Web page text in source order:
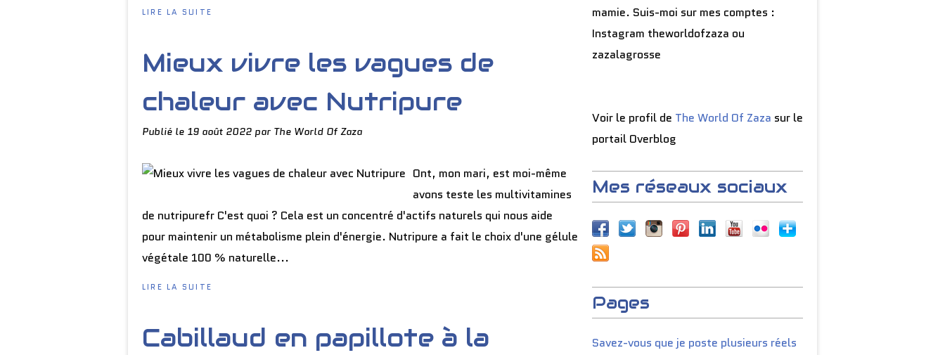
LIRE LA SUITE
Mieux vivre les vagues de
chaleur avec Nutripure
Publié le 19 août 2022 par The World Of Zaza
Ont, mon mari, est moi-même
avons teste les multivitamines
de nutripurefr C'est quoi ? Cela est un concentré d'actifs naturels qui nous aide
pour maintenir un métabolisme plein d'énergie. Nutripure a fait le choix d'une gélule
végétale 100 % naturelle...
LIRE LA SUITE
Cabillaud en papillote à la
mamie. Suis-moi sur mes comptes :
Instagram theworldofzaza ou
zazalagrosse
Voir le profil de The World Of Zaza sur le
portail Overblog
Mes réseaux sociaux
Pages
Savez-vous que je poste plusieurs réels